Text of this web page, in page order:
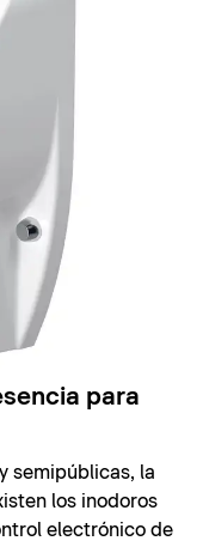
para
semipúblicas, la
los inodoros
electrónico de